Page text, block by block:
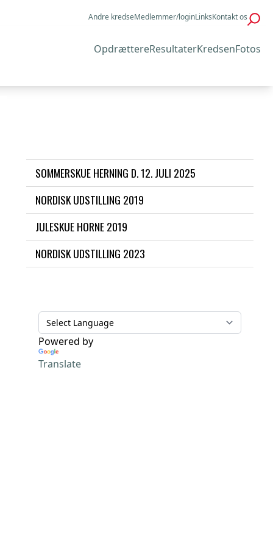
Andre kredseMedlemmer/loginLinksKontakt os
OpdrættereResultaterKredsenFotos
SOMMERSKUE HERNING D. 12. JULI 2025
NORDISK UDSTILLING 2019
JULESKUE HORNE 2019
NORDISK UDSTILLING 2023
Powered by
Translate